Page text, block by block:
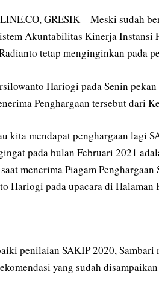
GRESIK – Meski sudah
Akuntabilitas Kinerja Instansi
tetap menginginkan pada
Hariogi pada Senin
Penghargaan tersebut dari
kita mendapat penghargaan lagi
pada bulan Februari 2021
menerima Piagam
Hariogi pada upacara di
penilaian SAKIP 2020,
yang sudah